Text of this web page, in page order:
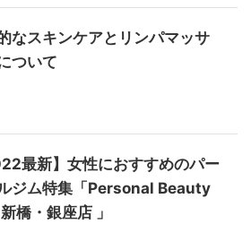
なスキンケアとリンパマッサ
ついて
最新】女性におすすめのパー
ジム特集「Personal Beauty
橋・銀座店 」